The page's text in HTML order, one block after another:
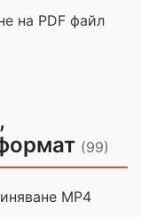
на PDF файл
(99)
MP4